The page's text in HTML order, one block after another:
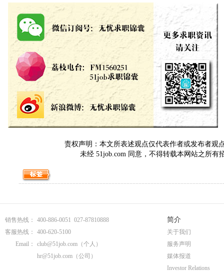
责权声明：本文所表述观点仅代表作者或发布者观
未经 51job.com 同意，不得转载本网站之所有
销售热线：
400-886-0051 027-87810888
客服热线：
400-620-5100
Email：
club@51job.com （个人）
hr@51job.com （公司）
简介
关于我们
服务声明
媒体报道
Investor Relations